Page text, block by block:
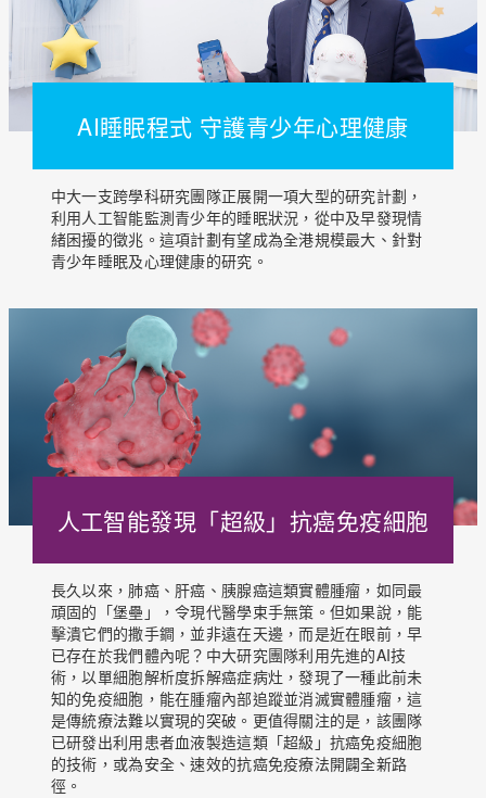
AI睡眠程式 守護青少年心理健康
中大一支跨學科研究團隊正展開一項大型的研究計劃，
利用人工智能監測青少年的睡眠狀況，從中及早發現情
緒困擾的徵兆。這項計劃有望成為全港規模最大、針對
青少年睡眠及心理健康的研究。
人工智能發現「超級」抗癌免疫細胞
長久以來，肺癌、肝癌、胰腺癌這類實體腫瘤，如同最
頑固的「堡壘」，令現代醫學束手無策。但如果說，能
擊潰它們的撒手鐧，並非遠在天邊，而是近在眼前，早
已存在於我們體內呢？中大研究團隊利用先進的AI技
術，以單細胞解析度拆解癌症病灶，發現了一種此前未
知的免疫細胞，能在腫瘤內部追蹤並消滅實體腫瘤，這
是傳統療法難以實現的突破。更值得關注的是，該團隊
已研發出利用患者血液製造這類「超級」抗癌免疫細胞
的技術，或為安全、速效的抗癌免疫療法開闢全新路
徑。